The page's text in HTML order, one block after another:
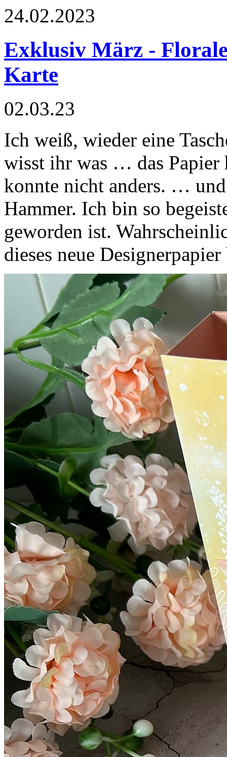
24.02.2023
Exklusiv März -
Karte
02.03.23
Ich weiß, wieder eine
wisst ihr was … das Papier
konnte nicht anders. …
Hammer. Ich bin so
geworden ist.
dieses neue